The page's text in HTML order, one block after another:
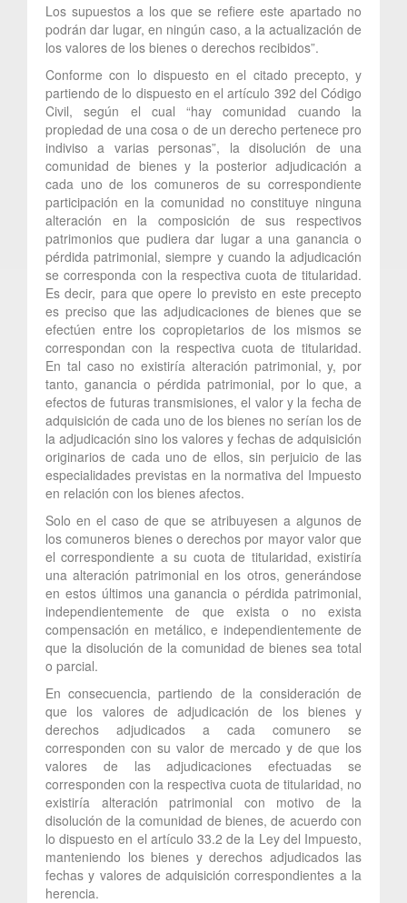
Los supuestos a los que se refiere este apartado no
podrán dar lugar, en ningún caso, a la actualización de
los valores de los bienes o derechos recibidos”.
Conforme con lo dispuesto en el citado precepto, y
partiendo de lo dispuesto en el artículo 392 del Código
Civil, según el cual “hay comunidad cuando la
propiedad de una cosa o de un derecho pertenece pro
indiviso a varias personas”, la disolución de una
comunidad de bienes y la posterior adjudicación a
cada uno de los comuneros de su correspondiente
participación en la comunidad no constituye ninguna
alteración en la composición de sus respectivos
patrimonios que pudiera dar lugar a una ganancia o
pérdida patrimonial, siempre y cuando la adjudicación
se corresponda con la respectiva cuota de titularidad.
Es decir, para que opere lo previsto en este precepto
es preciso que las adjudicaciones de bienes que se
efectúen entre los copropietarios de los mismos se
correspondan con la respectiva cuota de titularidad.
En tal caso no existiría alteración patrimonial, y, por
tanto, ganancia o pérdida patrimonial, por lo que, a
efectos de futuras transmisiones, el valor y la fecha de
adquisición de cada uno de los bienes no serían los de
la adjudicación sino los valores y fechas de adquisición
originarios de cada uno de ellos, sin perjuicio de las
especialidades previstas en la normativa del Impuesto
en relación con los bienes afectos.
Solo en el caso de que se atribuyesen a algunos de
los comuneros bienes o derechos por mayor valor que
el correspondiente a su cuota de titularidad, existiría
una alteración patrimonial en los otros, generándose
en estos últimos una ganancia o pérdida patrimonial,
independientemente de que exista o no exista
compensación en metálico, e independientemente de
que la disolución de la comunidad de bienes sea total
o parcial.
En consecuencia, partiendo de la consideración de
que los valores de adjudicación de los bienes y
derechos adjudicados a cada comunero se
corresponden con su valor de mercado y de que los
valores de las adjudicaciones efectuadas se
corresponden con la respectiva cuota de titularidad, no
existiría alteración patrimonial con motivo de la
disolución de la comunidad de bienes, de acuerdo con
lo dispuesto en el artículo 33.2 de la Ley del Impuesto,
manteniendo los bienes y derechos adjudicados las
fechas y valores de adquisición correspondientes a la
herencia.